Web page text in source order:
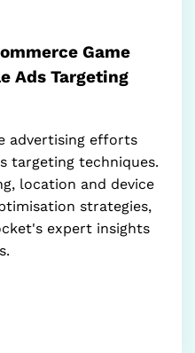
Game
Ads Targeting
advertising efforts
targeting techniques.
location and device
strategies,
expert insights